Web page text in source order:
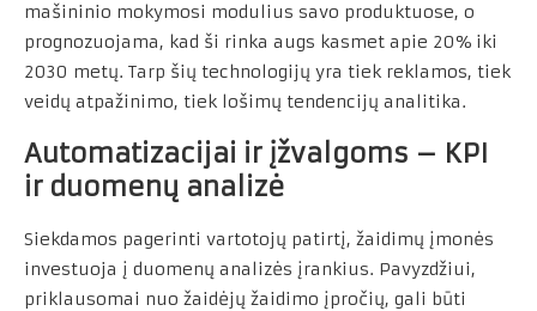
mašininio mokymosi modulius savo produktuose, o
prognozuojama, kad ši rinka augs kasmet apie 20% iki
2030 metų. Tarp šių technologijų yra tiek reklamos, tiek
veidų atpažinimo, tiek lošimų tendencijų analitika.
Automatizacijai ir įžvalgoms – KPI
ir duomenų analizė
Siekdamos pagerinti vartotojų patirtį, žaidimų įmonės
investuoja į duomenų analizės įrankius. Pavyzdžiui,
priklausomai nuo žaidėjų žaidimo įpročių, gali būti